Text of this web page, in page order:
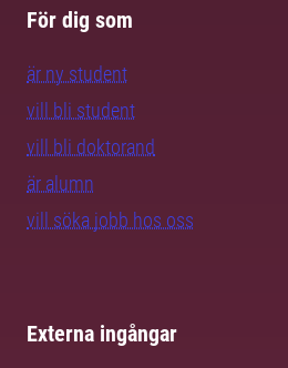
För dig som
är ny student
vill bli student
vill bli doktorand
är alumn
vill söka jobb hos oss
Externa ingångar